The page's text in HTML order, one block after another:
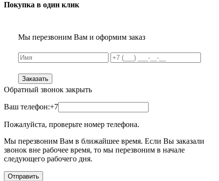
Покупка в один клик
Мы перезвоним Вам и оформим заказ
Заказать
Обратный звонок закрыть
Ваш телефон:+7
Пожалуйста, проверьте номер телефона.
Мы перезвоним Вам в ближайшее время. Если Вы заказали
звонок вне рабочее время, то мы перезвоним в начале
следующего рабочего дня.
Отправить